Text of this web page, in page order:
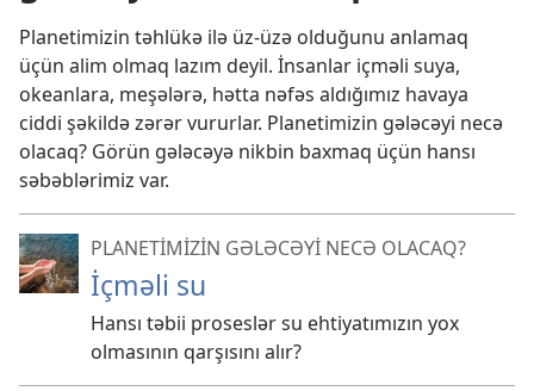
Planetimizin təhlükə ilə üz-üzə olduğunu anlamaq
üçün alim olmaq lazım deyil. İnsanlar içməli suya,
okeanlara, meşələrə, hətta nəfəs aldığımız havaya
ciddi şəkildə zərər vururlar. Planetimizin gələcəyi necə
olacaq? Görün gələcəyə nikbin baxmaq üçün hansı
səbəblərimiz var.
PLANETİMİZİN GƏLƏCƏYİ NECƏ OLACAQ?
İçməli su
Hansı təbii proseslər su ehtiyatımızın yox
olmasının qarşısını alır?